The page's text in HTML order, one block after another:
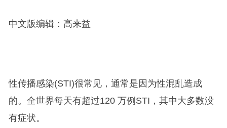
中文版编辑：高来益
性传播感染(STI)很常见，通常是因为性混乱造成
的。全世界每天有超过120 万例STI，其中大多数没
有症状。